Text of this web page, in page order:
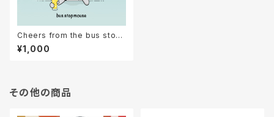
Cheers from the bus stop
（CDパッケージ版）
¥1,000
その他の商品